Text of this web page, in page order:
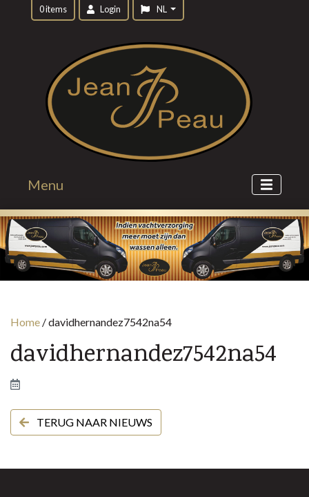
0 items Login NL
Menu
Home /davidhernandez7542na54
davidhernandez7542na54
TERUG NAAR NIEUWS